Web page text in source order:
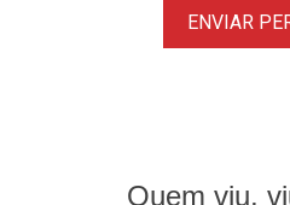
ENVIAR
Quem viu,